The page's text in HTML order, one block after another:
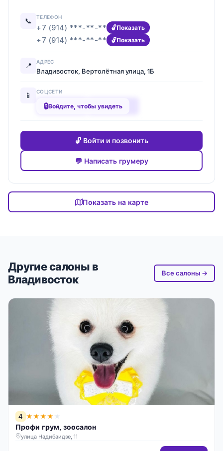
📞 ТЕЛЕФОН
+7 (914) ***-**-** Показать
+7 (914) ***-**-** Показать
📍 АДРЕС
Владивосток, Вертолётная улица, 1Б
📱 СОЦСЕТИ
████████ ████████
🔒Войдите, чтобы увидеть
🔓 Войти и позвонить
💬 Написать грумеру
Показать на карте
Другие салоны в
Владивосток
Все салоны →
4 ★★★★ ★
Профи грум, зоосалон
улица Надибаидзе, 11